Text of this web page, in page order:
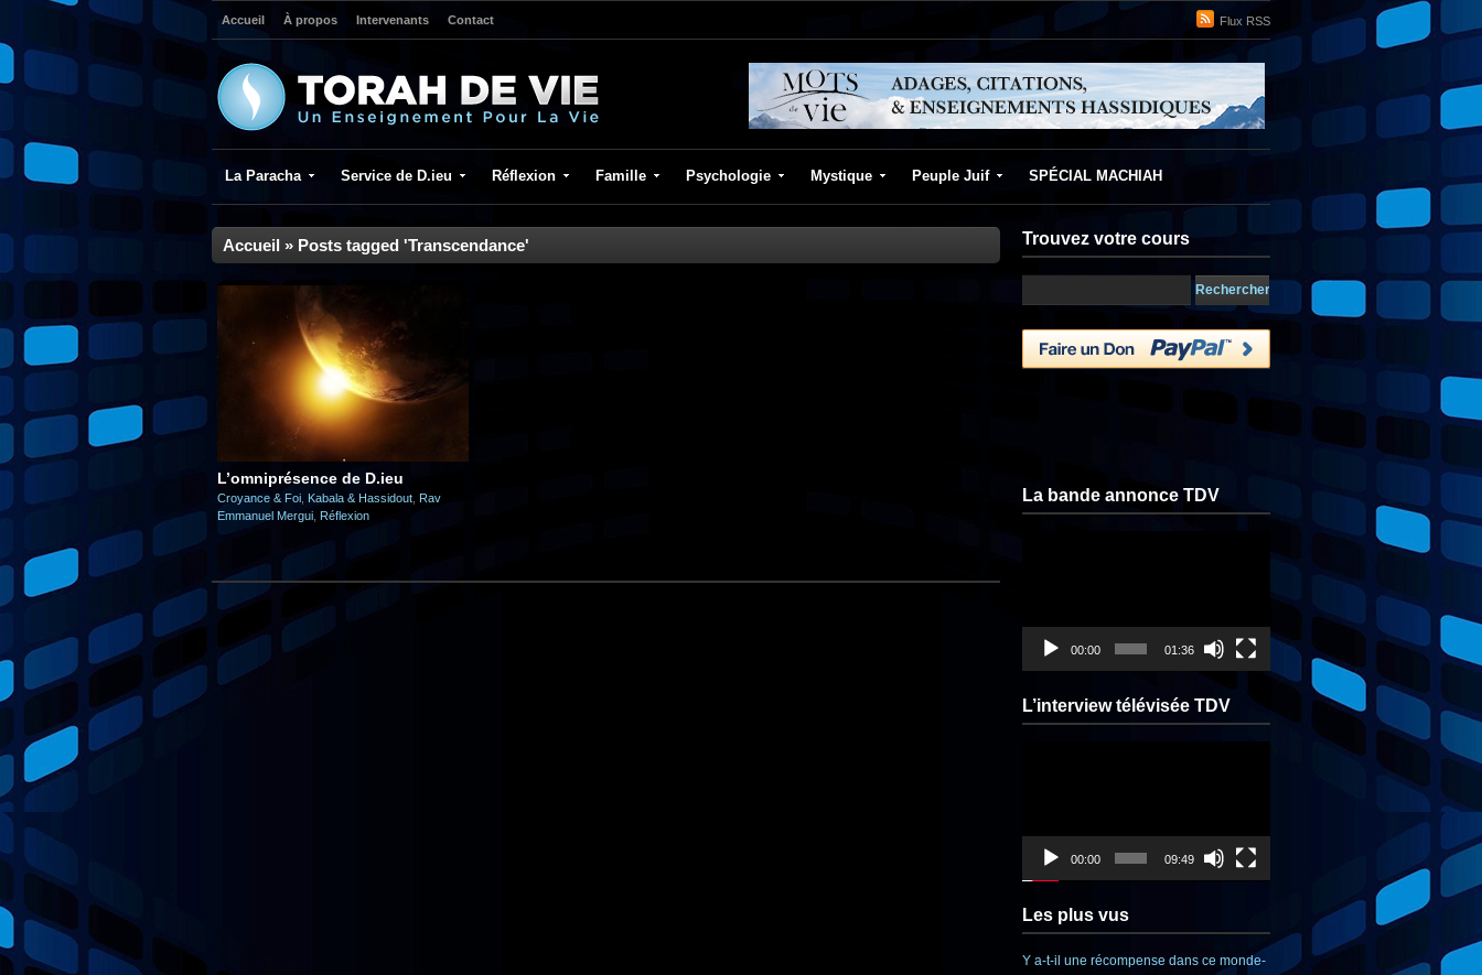
Flux RSS
Accueil À propos Intervenants Contact
La Paracha Service de D.ieu Réflexion Famille Psychologie Mystique Peuple Juif SPÉCIAL MACHIAH
Accueil » Posts tagged 'Transcendance'
L’omniprésence de D.ieu
Croyance & Foi Kabala & Hassidout Rav
Emmanuel Mergui Réflexion
Trouvez votre cours
La bande annonce TDV
00:00 01:36
L’interview télévisée TDV
00:00 09:49
Les plus vus
Y a-t-il une récompense dans ce monde-